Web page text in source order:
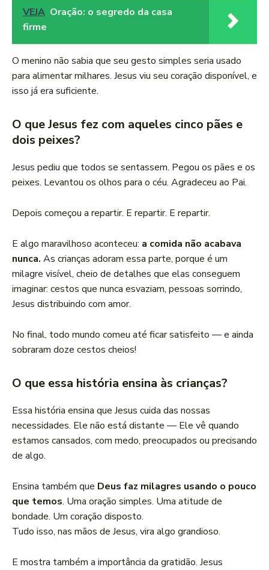
VEJA Oração: o segredo da casa
firme
O menino não sabia que seu gesto simples seria usado
para alimentar milhares. Jesus viu seu coração disponível, e
isso já era suficiente.
O que Jesus fez com aqueles cinco pães e
dois peixes?
Jesus pediu que todos se sentassem. Pegou os pães e os
peixes. Levantou os olhos para o céu. Agradeceu ao Pai.
Depois começou a repartir. E repartir. E repartir.
E algo maravilhoso aconteceu: a comida não acabava
nunca. As crianças adoram essa parte, porque é um
milagre visível, cheio de detalhes que elas conseguem
imaginar: cestos que nunca esvaziam, pessoas sorrindo,
Jesus distribuindo com amor.
No final, todo mundo comeu até ficar satisfeito — e ainda
sobraram doze cestos cheios!
O que essa história ensina às crianças?
Essa história ensina que Jesus cuida das nossas
necessidades. Ele não está distante — Ele vê quando
estamos cansados, com medo, preocupados ou precisando
de algo.
Ensina também que Deus faz milagres usando o pouco
que temos. Uma oração simples. Uma atitude de
bondade. Um coração disposto.
Tudo isso, nas mãos de Jesus, vira algo grandioso.
E mostra também a importância da gratidão. Jesus